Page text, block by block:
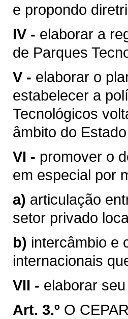
e propondo
IV - elaborar a
de Parques
V - elaborar o
estabelecer a
Tecnológicos
âmbito do
VI - promover o
em especial por
a) articulação
setor privado
b) intercâmbio e
internacionais
VII - elaborar
Art. 3.º O